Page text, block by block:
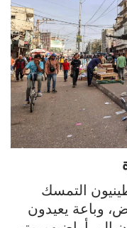
التمسك
وباعة يعيدون